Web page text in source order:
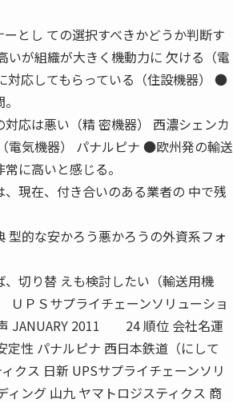
とし ての選択すべきかどうか判断す
が組織が大きく機動力に 欠ける（電
対応してもらっている（住設機器） ●
応は悪い（精 密機器） 西濃シェンカ
電気機器） パナルピナ ●欧州発の輸送
に高いと感じる。
現在、付き合いのある業者の 中で残
型的な安かろう悪かろうの外資系フォ
切り替 えも検討したい（輸送用機
ＰＳサプライチェーンソリューショ
JANUARY 2011 24 順位 会社名運
性 パナルピナ 西日本鉄道（にして
クス 日新 UPSサプライチェーンソリ
ング 山九 ヤマトロジスティクス 商